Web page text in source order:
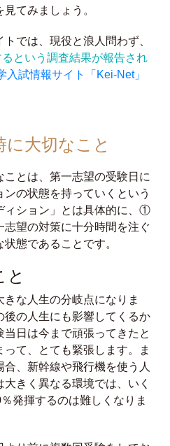
てみましょう。
では、現役と浪人問わず、
という調査結果が報告され
入試情報サイト「Kei-Net」
大切なこと
とは、第一志望の受験日に
の状態を持っていくという
ィション」とは具体的に、①
望の対策に十分時間を注ぐ
態であることです。
な人生の分岐点になりま
の人生にも影響してくるか
日は今まで頑張ってきたと
て、とても緊張します。ま
、新幹線や飛行機を使う人
きく異なる環境では、いく
発揮するのは難しくなりま